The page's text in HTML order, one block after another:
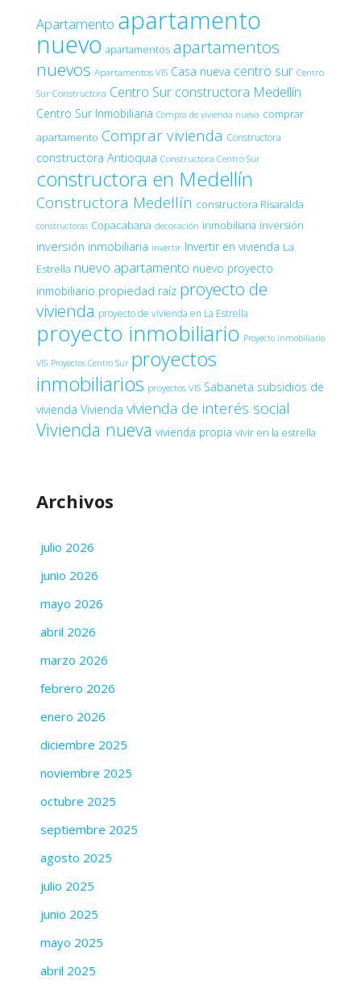
Apartamento apartamento
nuevo apartamentos apartamentos
nuevos Apartamentos VIS Casa nueva centro sur Centro
Sur Constructora Centro Sur constructora Medellín
Centro Sur Inmobiliaria Compra de vivienda nueva comprar
apartamento Comprar vivienda Constructora
constructora Antioquia Constructora Centro Sur
constructora en Medellín
Constructora Medellín constructora Risaralda
constructoras Copacabana decoración inmobiliaria inversión
inversión inmobiliaria invertir Invertir en vivienda La
Estrella nuevo apartamento nuevo proyecto
inmobiliario propiedad raíz proyecto de
vivienda proyecto de vivienda en La Estrella
proyecto inmobiliario Proyecto inmobiliario
VIS Proyectos Centro Sur proyectos
inmobiliarios proyectos VIS Sabaneta subsidios de
vivienda Vivienda vivienda de interés social
Vivienda nueva vivienda propia vivir en la estrella
Archivos
julio 2026
junio 2026
mayo 2026
abril 2026
marzo 2026
febrero 2026
enero 2026
diciembre 2025
noviembre 2025
octubre 2025
septiembre 2025
agosto 2025
julio 2025
junio 2025
mayo 2025
abril 2025